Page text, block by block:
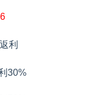
利
30%